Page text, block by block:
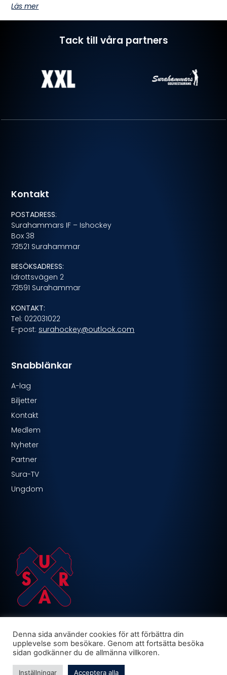
Läs mer
Tack till våra partners
Snabblänkar
A-lag
Biljetter
Kontakt
Medlem
Nyheter
Partner
Sura-TV
Ungdom
Kontakt
POSTADRESS:
Surahammars IF – Ishockey
Box 38
73521 Surahammar
BESÖKSADRESS:
Idrottsvägen 2
73591 Surahammar
KONTAKT:
Tel: 022031022
E-post: surahockey@outlook.com
Denna sida använder cookies för att förbättra din
upplevelse som besökare. Genom att fortsätta besöka
sidan godkänner du de allmänna villkoren.
Inställningar Acceptera alla